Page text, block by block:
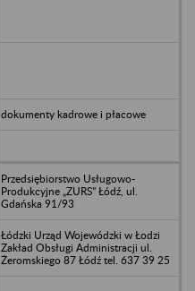
dokumenty kadrowe i płacowe
Przedsiębiorstwo Usługowo-
Produkcyjne „ZURS” Łódź, ul.
Gdańska 91/93
Łódzki Urząd Wojewódzki w Łodzi
Zakład Obsługi Administracji ul.
Żeromskiego 87 Łódź tel. 637 39 25